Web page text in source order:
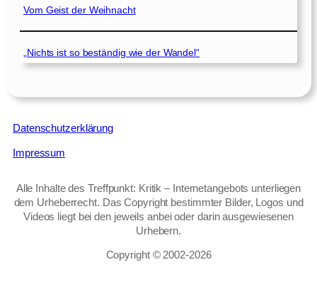
Vom Geist der Weihnacht
„Nichts ist so beständig wie der Wandel“
Datenschutzerklärung
Impressum
Alle Inhalte des Treffpunkt: Kritik – Internetangebots unterliegen
dem Urheberrecht. Das Copyright bestimmter Bilder, Logos und
Videos liegt bei den jeweils anbei oder darin ausgewiesenen
Urhebern.
Copyright © 2002‑2026